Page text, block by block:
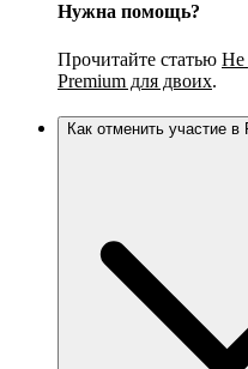
Нужна помощь?
Прочитайте статью Не
Premium для двоих.
Как отменить участие